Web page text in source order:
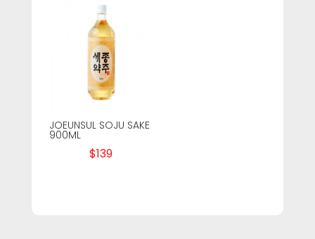
JOEUNSUL SOJU SAKE
900ML
$139